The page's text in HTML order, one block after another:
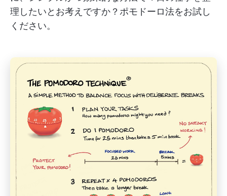
理したいとお考えですか？ポモドーロ法をお試し
ください。